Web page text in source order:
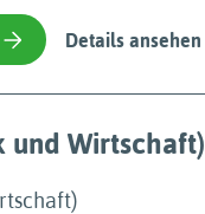
Details ansehen
und Wirtschaft)